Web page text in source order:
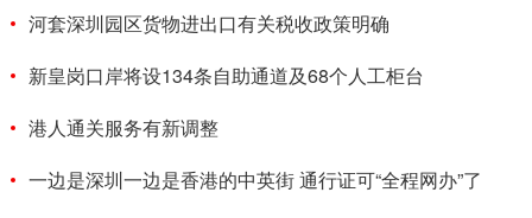
河套深圳园区货物进出口有关税收政策明确
新皇岗口岸将设134条自助通道及68个人工柜台
港人通关服务有新调整
一边是深圳一边是香港的中英街 通行证可“全程网办”了